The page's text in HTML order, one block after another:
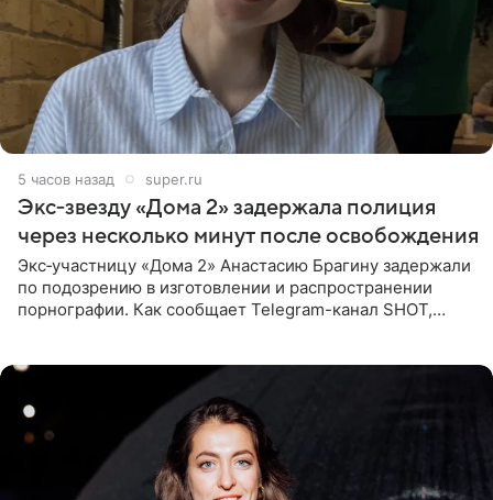
5 часов назад super.ru
Экс‑звезду «Дома 2» задержала полиция
через несколько минут после освобождения
Экс‑участницу «Дома 2» Анастасию Брагину задержали
по подозрению в изготовлении и распространении
порнографии. Как сообщает Telegram-канал SHOT,